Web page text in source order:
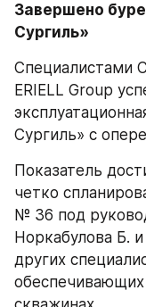
Завершено
Сургиль»
Специалистами
ERIELL Group
Сургиль» с
Показатель
четко
№ 36 под
Норкабулова Б.
других